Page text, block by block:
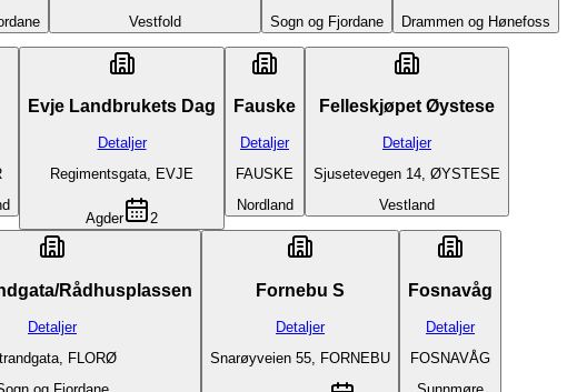
Vestfold
Sogn og Fjordane
Drammen og Hønefoss
Evje Landbrukets Dag
Detaljer
Regimentsgata, EVJE
Agder 2
Fauske
Detaljer
FAUSKE
Nordland
Felleskjøpet Øystese
Detaljer
Sjusetevegen 14, ØYSTESE
Vestland
Rådhusplassen
Detaljer
FLORØ
Fornebu S
Detaljer
Snarøyveien 55, FORNEBU
Fosnavåg
Detaljer
FOSNAVÅG